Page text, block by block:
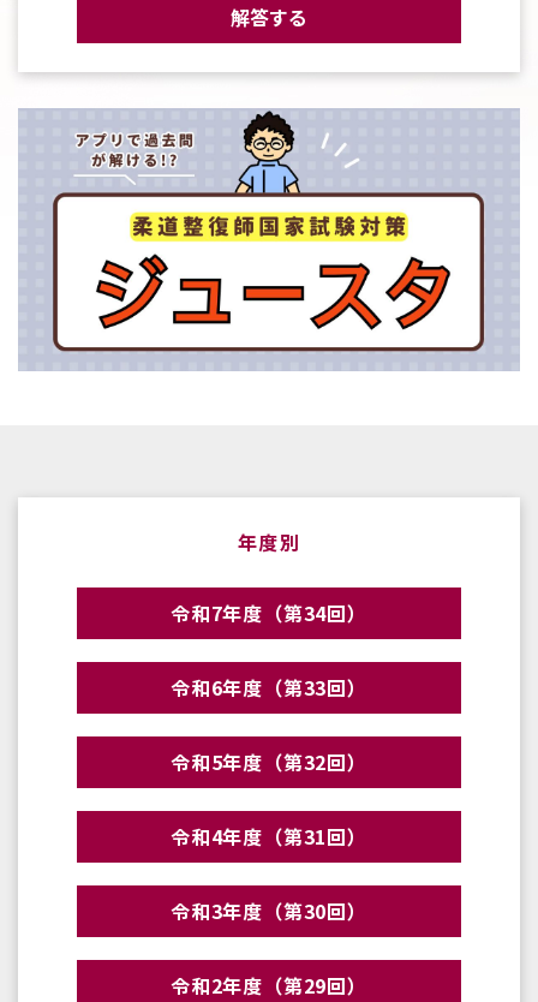
解答する
年度別
令和7年度（第34回）
令和6年度（第33回）
令和5年度（第32回）
令和4年度（第31回）
令和3年度（第30回）
令和2年度（第29回）